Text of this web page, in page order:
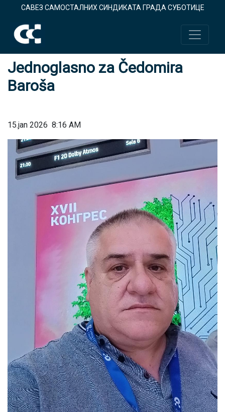
САВЕЗ САМОСТАЛНИХ СИНДИКАТА ГРАДА СУБОТИЦЕ
Jednoglasno za Čedomira
Baroša
15.jan 2026 8:16 AM